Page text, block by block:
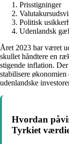
Prisstigninger
Politisk
Udenlandsk
Året 2023 har været
skullet håndtere en
stigende inflation.
stabilisere
udenlandske
Hvordan
Tyrkiet